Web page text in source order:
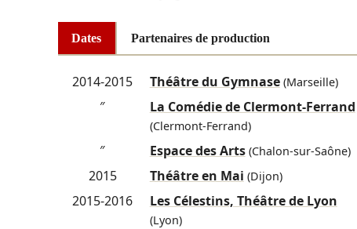
Dates Partenaires de production
2014-2015 Théâtre du Gymnase(Marseille)
″ La Comédie de Clermont-Ferrand
(Clermont-Ferrand)
″
Espace des Arts(Chalon-sur-Saône)
2015 Théâtre en Mai (Dijon)
2015-2016
Les Célestins, Théâtre de Lyon
(Lyon)